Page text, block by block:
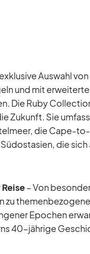
Aus­wahl
und mit
Die Ruby
Zu­kunft. Sie
die Cape-
die
– Von
zu
Epo­chen
40-jäh­rige